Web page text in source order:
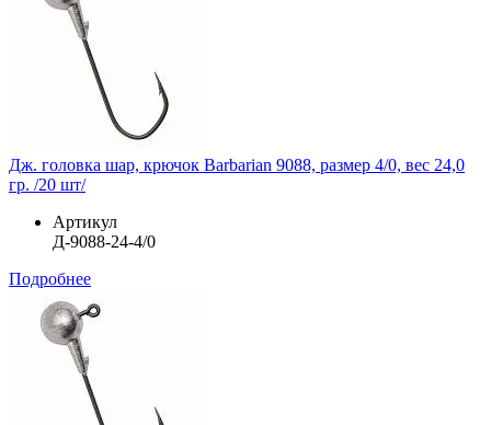
Дж. головка шар, крючок Barbarian 9088, размер 4/0, вес 24,0
гр. /20 шт/
Артикул
Д-9088-24-4/0
Подробнее